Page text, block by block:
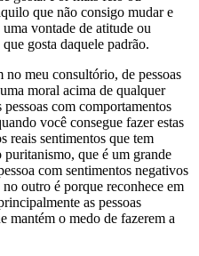
que não consigo mudar e
vontade de atitude ou
gosta daquele padrão.
meu consultório, de pessoas
moral acima de qualquer
com comportamentos
você consegue fazer estas
reais sentimentos que tem
que é um grande
com sentimentos negativos
outro é porque reconhece em
as pessoas
mantém o medo de fazerem a